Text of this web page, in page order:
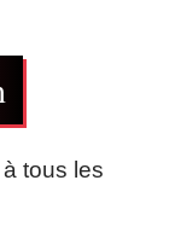
tous les